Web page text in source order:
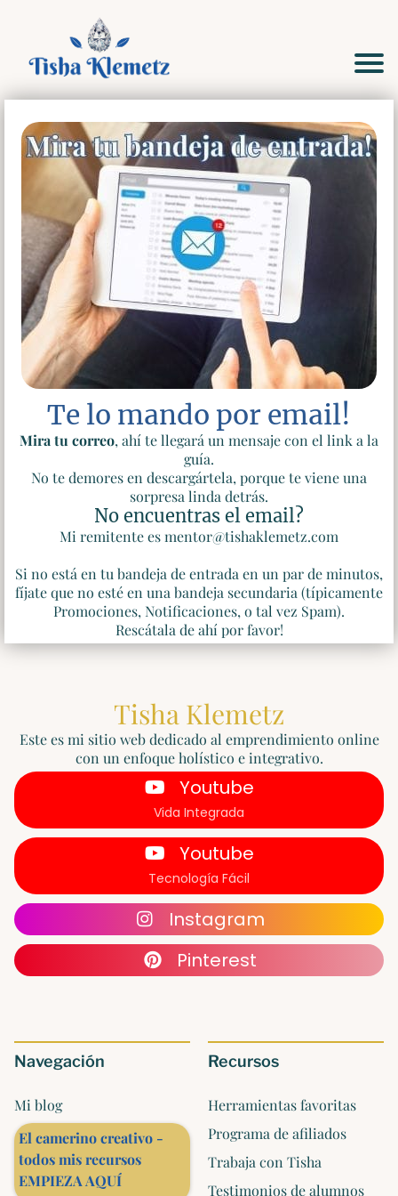
Te lo mando por email!
Mira tu correo, ahí te llegará un mensaje con el link a la
guía.
No te demores en descargártela, porque te viene una
sorpresa linda detrás.
No encuentras el email?
Mi remitente es mentor@tishaklemetz.com
Si no está en tu bandeja de entrada en un par de minutos,
fíjate que no esté en una bandeja secundaria (típicamente
Promociones, Notificaciones, o tal vez Spam).
Rescátala de ahí por favor!
Tisha Klemetz
Este es mi sitio web dedicado al emprendimiento online
con un enfoque holístico e integrativo.
Youtube
Vida Integrada
Youtube
Tecnología Fácil
Instagram
Pinterest
Navegación
Mi blog
El camerino creativo -
todos mis recursos
EMPIEZA AQUÍ
Recursos
Herramientas favoritas
Programa de afiliados
Trabaja con Tisha
Testimonios de alumnos